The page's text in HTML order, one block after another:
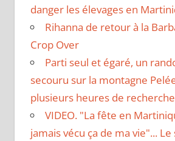
danger les élevages en
Rihanna de retour à la
Crop Over
Parti seul et égaré, un
secouru sur la montagne
plusieurs heures de recherche
VIDEO. "La fête en
jamais vécu ça de ma vie"...